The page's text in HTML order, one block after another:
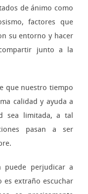
de ánimo como
factores que
su entorno y hacer
junto a la
que nuestro tiempo
calidad y ayuda a
sea limitada, a tal
pasan a ser
puede perjudicar a
es extraño escuchar